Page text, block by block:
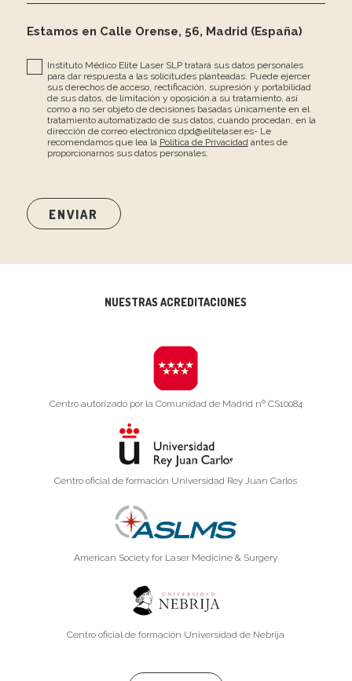
Estamos en Calle Orense, 56, Madrid (España)
Instituto Médico Elite Laser SLP tratará sus datos personales
para dar respuesta a las solicitudes planteadas. Puede ejercer
sus derechos de acceso, rectificación, supresión y portabilidad
de sus datos, de limitación y oposición a su tratamiento, así
como a no ser objeto de decisiones basadas únicamente en el
tratamiento automatizado de sus datos, cuando procedan, en la
dirección de correo electrónico dpd@elitelaser.es- Le
recomendamos que lea la Política de Privacidadantes de
proporcionarnos sus datos personales.
NUESTRAS ACREDITACIONES
Centro autorizado por la Comunidad de Madrid nº CS10084
Centro oficial de formación Universidad Rey Juan Carlos
American Society for Laser Medicine & Surgery
Centro oficial de formación Universidad de Nebrija